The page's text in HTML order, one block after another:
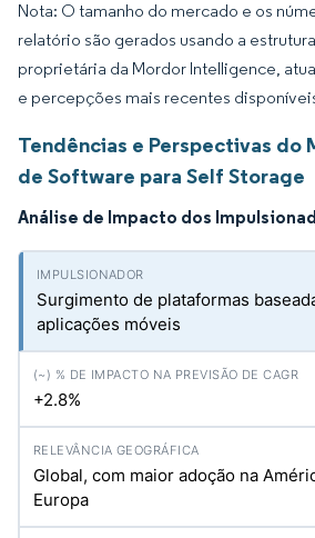
Nota: O tamanho do mercado e os
relatório são gerados usando a
proprietária da Mordor Intelligence,
e percepções mais recentes
Tendências e Perspectivas do
de Software para Self Storage
Análise de Impacto dos
Surgimento de plataformas
aplicações móveis
+2.8%
Global, com maior adoção na
Europa